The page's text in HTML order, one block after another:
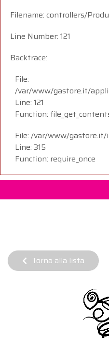
Filename: controllers/
Line Number: 121
Backtrace:
File:
/var/www/gastore.it/
Line: 121
Function:
File: /var/www/gastore.it/
Line: 315
Function: require_once
Torna alla lista